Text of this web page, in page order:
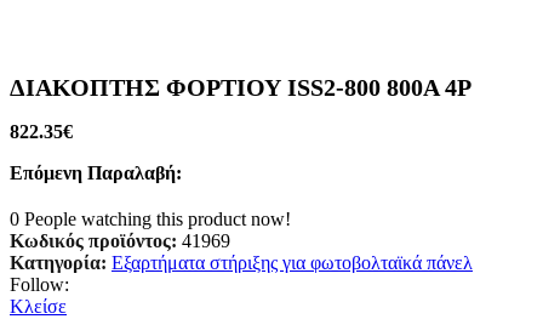
ΔΙΑΚΟΠΤΗΣ ΦΟΡΤΙΟΥ ISS2-800 800A 4P
822.35€
Επόμενη Παραλαβή:
0 People watching this product now!
Κωδικός προϊόντος: 41969
Κατηγορία: Εξαρτήματα στήριξης για φωτοβολταϊκά πάνελ
Follow:
Κλείσε